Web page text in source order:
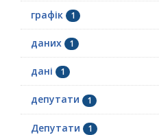
графік 1
даних 1
дані 1
депутати 1
Депутати 1